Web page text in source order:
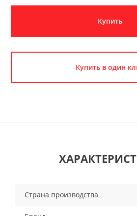
Купить
Купить в один
Страна производства